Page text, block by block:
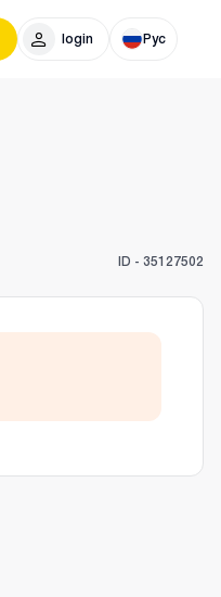
login Рус
ID - 35127502